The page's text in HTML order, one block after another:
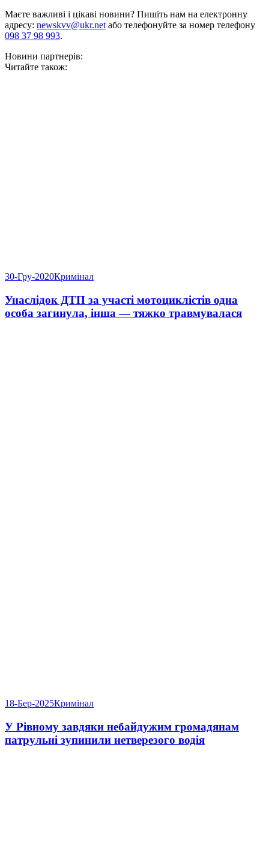
Маєте важливі і цікаві новини? Пишіть нам на електронну
адресу: newskvv@ukr.netабо телефонуйте за номер телефону
098 37 98 993.
Новини партнерів:
Читайте також:
30-Гру-2020Кримінал
Унаслідок ДТП за участі мотоциклістів одна
особа загинула, інша — тяжко травмувалася
18-Бер-2025Кримінал
У Рівному завдяки небайдужим громадянам
патрульні зупинили нетверезого водія